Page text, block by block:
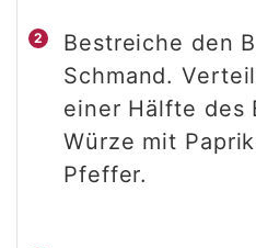
Bestreiche den
Schmand.
einer Hälfte des
Würze mit
Pfeffer.